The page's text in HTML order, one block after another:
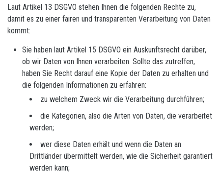
Laut Artikel 13 DSGVO stehen Ihnen die folgenden Rechte zu,
damit es zu einer fairen und transparenten Verarbeitung von Daten
kommt:
Sie haben laut Artikel 15 DSGVO ein Auskunftsrecht darüber,
ob wir Daten von Ihnen verarbeiten. Sollte das zutreffen,
haben Sie Recht darauf eine Kopie der Daten zu erhalten und
die folgenden Informationen zu erfahren:
zu welchem Zweck wir die Verarbeitung durchführen;
die Kategorien, also die Arten von Daten, die verarbeitet
werden;
wer diese Daten erhält und wenn die Daten an
Drittländer übermittelt werden, wie die Sicherheit garantiert
werden kann;